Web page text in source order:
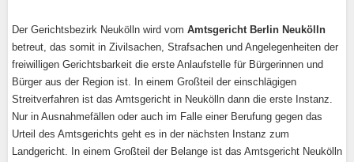
Der Gerichtsbezirk Neukölln wird vom Amtsgericht Berlin Neukölln
betreut, das somit in Zivilsachen, Strafsachen und Angelegenheiten der
freiwilligen Gerichtsbarkeit die erste Anlaufstelle für Bürgerinnen und
Bürger aus der Region ist. In einem Großteil der einschlägigen
Streitverfahren ist das Amtsgericht in Neukölln dann die erste Instanz.
Nur in Ausnahmefällen oder auch im Falle einer Berufung gegen das
Urteil des Amtsgerichts geht es in der nächsten Instanz zum
Landgericht. In einem Großteil der Belange ist das Amtsgericht Neukölln